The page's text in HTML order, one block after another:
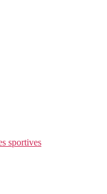
sportives